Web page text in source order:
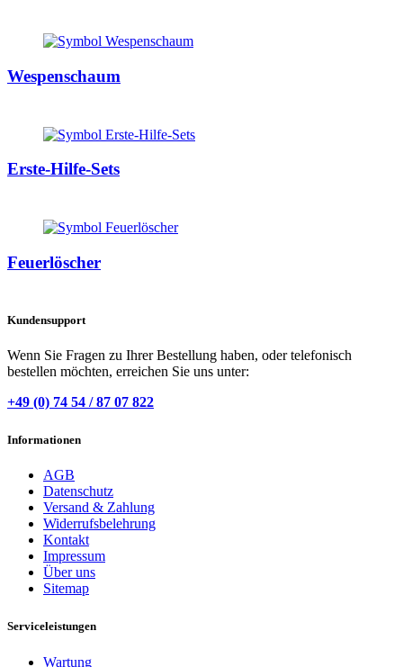
Wespenschaum
Erste-Hilfe-Sets
Feuerlöscher
Kundensupport
Wenn Sie Fragen zu Ihrer Bestellung haben, oder telefonisch
bestellen möchten, erreichen Sie uns unter:
+49 (0) 74 54 / 87 07 822
Informationen
AGB
Datenschutz
Versand & Zahlung
Widerrufsbelehrung
Kontakt
Impressum
Über uns
Sitemap
Serviceleistungen
Wartung